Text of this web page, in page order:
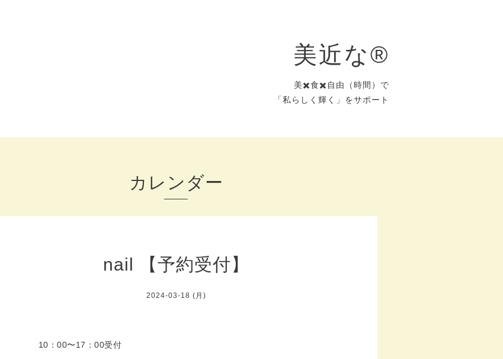
美近な®︎
美✖️食✖️自由（時間）で
「私らしく輝く」をサポート
カレンダー
nail 【予約受付】
2024-03-18 (月)
10：00〜17：00受付